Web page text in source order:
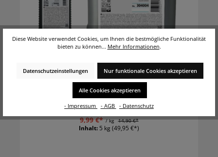
Dispersionsvorstrichkonzentrat zum Grundieren
von Zement-, Calciumsulfat-, Gussasphalt-,
Magnesiaestrichen
9,99 €* / kg 14,90 €*
Inhalt: 5 kg(49,95 €*)
Diese Website verwendet Cookies, um Ihnen die bestmögliche Funktionalität
bieten zu können... Mehr Informationen.
Datenschutzeinstellungen Nur funktionale Cookies akzeptieren
Alle Cookies akzeptieren
- Impressum - AGB - Datenschutz